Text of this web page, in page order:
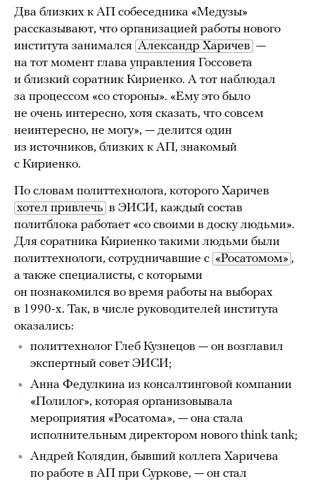
Два близких к АП собеседника «Медузы»
рассказывают, что организацией работы нового
института занимался Александр Харичев —
на тот момент глава управления Госсовета
и близкий соратник Кириенко. А тот наблюдал
за процессом «со стороны». «Ему это было
не очень интересно, хотя сказать, что совсем
неинтересно, не могу», — делится один
из источников, близких к АП, знакомый
с Кириенко.
По словам политтехнолога, которого Харичев
хотел привлечь в ЭИСИ, каждый состав
политблока работает «со своими в доску людьми».
Для соратника Кириенко такими людьми были
политтехнологи, сотрудничавшие с «Росатомом» ,
а также специалисты, с которыми
он познакомился во время работы на выборах
в 1990-х. Так, в числе руководителей института
оказались:
политтехнолог Глеб Кузнецов — он возглавил
экспертный совет ЭИСИ;
Анна Федулкина из консалтинговой компании
«Полилог», которая организовывала
мероприятия «Росатома», — она стала
исполнительным директором нового think tank;
Андрей Колядин, бывший коллега Харичева
по работе в АП при Суркове, — он стал